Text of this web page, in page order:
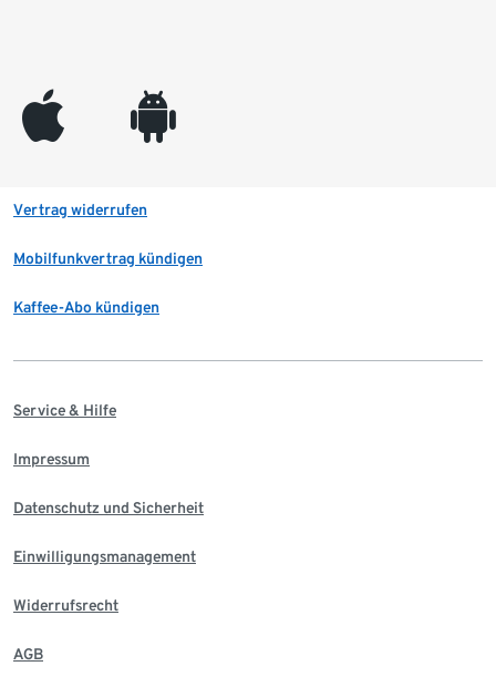
appleinc android
Vertrag widerrufen
Mobilfunkvertrag kündigen
Kaffee-Abo kündigen
Service & Hilfe
Impressum
Datenschutz und Sicherheit
Einwilligungsmanagement
Widerrufsrecht
AGB